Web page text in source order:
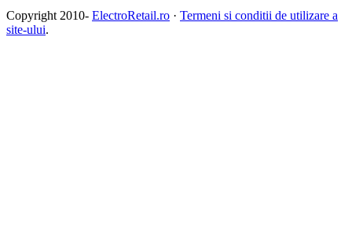
Copyright 2010- ElectroRetail.ro · Termeni si conditii de utilizare a
site-ului.